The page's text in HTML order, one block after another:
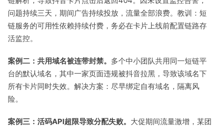
问题持续三天，期间广告持续投放，流量全部浪费。教训：短
链服务的可用性依赖持续付费，务必在卡片上线前配置链路存
活监控。
案例二：共用域名被连带封禁。 多个中小团队共用同一短链平
台的默认域名，其中一家页面违规被抖音拉黑，导致该域名下
所有卡片同时失效。解决方案：尽早绑定自有域名，隔离风
险。
案例三：活码API超限导致分配失败。 大促期间流量激增，某团